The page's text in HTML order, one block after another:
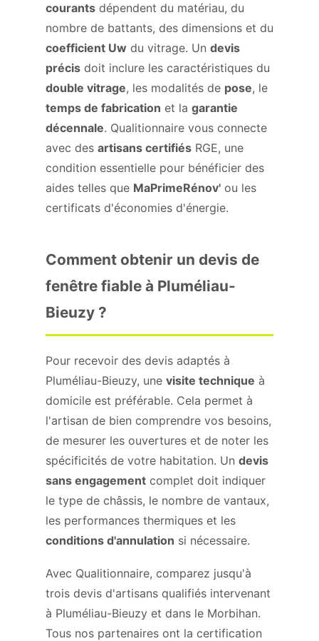
courants dépendent du matériau, du
nombre de battants, des dimensions et du
coefficient Uw du vitrage. Un devis
précis doit inclure les caractéristiques du
double vitrage, les modalités de pose, le
temps de fabrication et la garantie
décennale. Qualitionnaire vous connecte
avec des artisans certifiés RGE, une
condition essentielle pour bénéficier des
aides telles que MaPrimeRénov' ou les
certificats d'économies d'énergie.
Comment obtenir un devis de
fenêtre fiable à Pluméliau-
Bieuzy ?
Pour recevoir des devis adaptés à
Pluméliau-Bieuzy, une visite technique à
domicile est préférable. Cela permet à
l'artisan de bien comprendre vos besoins,
de mesurer les ouvertures et de noter les
spécificités de votre habitation. Un devis
sans engagement complet doit indiquer
le type de châssis, le nombre de vantaux,
les performances thermiques et les
conditions d'annulation si nécessaire.
Avec Qualitionnaire, comparez jusqu'à
trois devis d'artisans qualifiés intervenant
à Pluméliau-Bieuzy et dans le Morbihan.
Tous nos partenaires ont la certification